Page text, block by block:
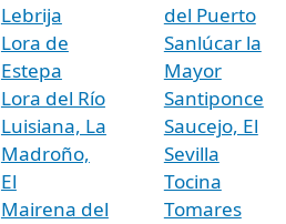
Lebrija
Lora de
Estepa
Lora del Río
Luisiana, La
Madroño,
El
Mairena del
del Puerto
Sanlúcar la
Mayor
Santiponce
Saucejo, El
Sevilla
Tocina
Tomares